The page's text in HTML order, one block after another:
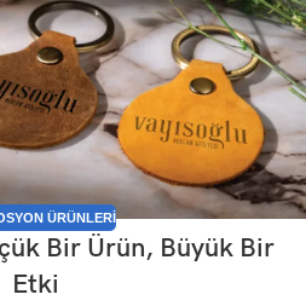
ÜRÜNLERI
Bir Ürün, Büyük Bir
Etki